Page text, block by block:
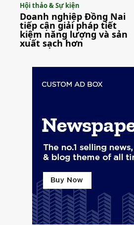
Hội thảo & Sự kiện
Doanh nghiệp Đồng Nai
tiếp cận giải pháp tiết
kiệm năng lượng và sản
xuất sạch hơn